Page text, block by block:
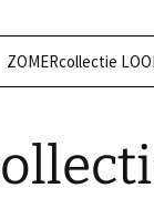
ZOMERcollectie